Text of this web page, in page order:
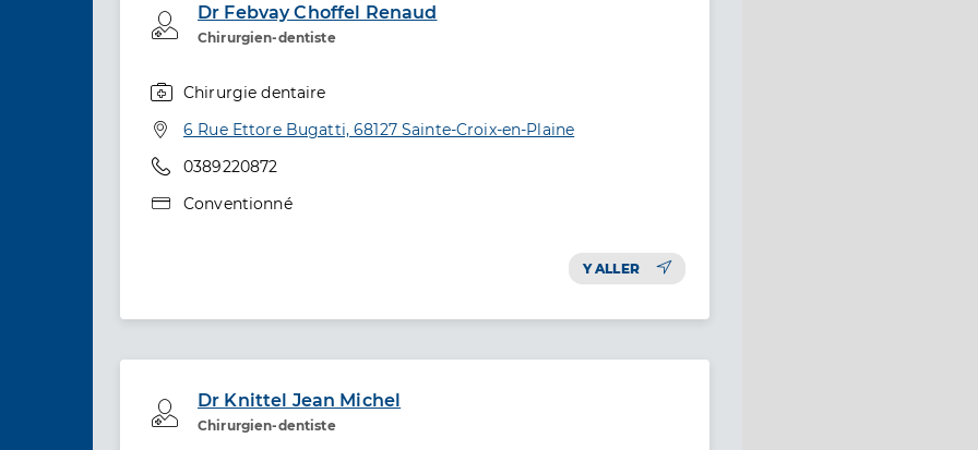
Dr Febvay Choffel Renaud
Chirurgien-dentiste
Professionel de santé
Chirurgie dentaire
Adresse
6 Rue Ettore Bugatti, 68127 Sainte-Croix-en-Plaine
Téléphone
0389220872
Type de convention
Conventionné
Y ALLER
Dr Knittel Jean Michel
Chirurgien-dentiste
Professionel de santé